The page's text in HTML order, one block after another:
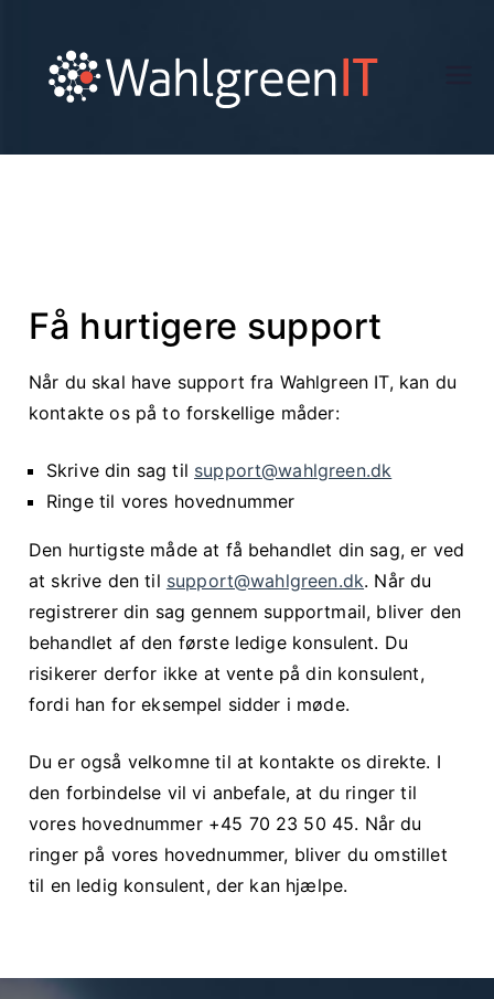
hlg
Få hurtigere support
Når du skal have support fra Wahlgreen IT, kan du
kontakte os på to forskellige måder:
Skrive din sag til support@wahlgreen.dk
Ringe til vores hovednummer
Den hurtigste måde at få behandlet din sag, er ved
at skrive den til support@wahlgreen.dk. Når du
registrerer din sag gennem supportmail, bliver den
behandlet af den første ledige konsulent. Du
risikerer derfor ikke at vente på din konsulent,
fordi han for eksempel sidder i møde.
Du er også velkomne til at kontakte os direkte. I
den forbindelse vil vi anbefale, at du ringer til
vores hovednummer +45 70 23 50 45. Når du
ringer på vores hovednummer, bliver du omstillet
til en ledig konsulent, der kan hjælpe.